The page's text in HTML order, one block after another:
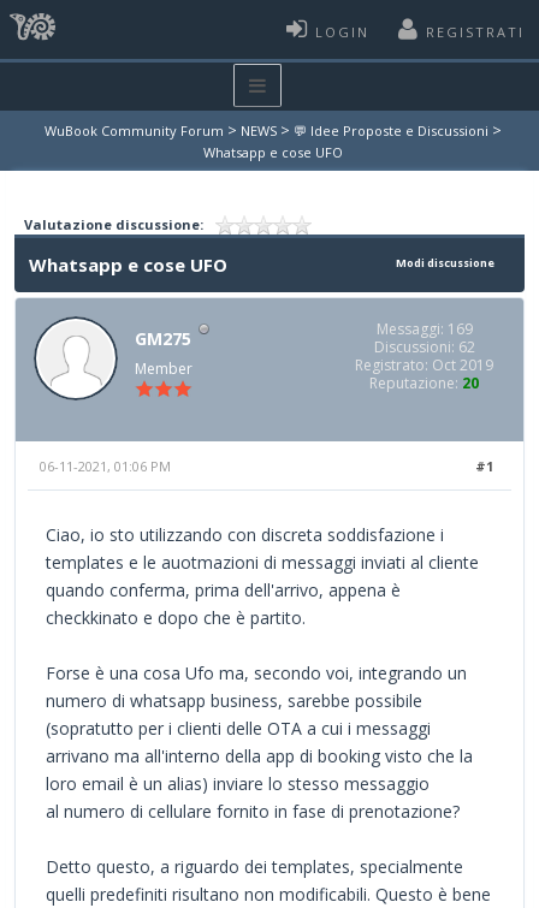
LOGIN REGISTRATI
WuBook Community Forum > NEWS > 💬 Idee Proposte e Discussioni >
Whatsapp e cose UFO
Valutazione discussione:
Modi discussione
Whatsapp e cose UFO
GM275
Member
Messaggi: 169
Discussioni: 62
Registrato: Oct 2019
Reputazione: 20
#1
06-11-2021, 01:06 PM
Ciao, io sto utilizzando con discreta soddisfazione i
templates e le auotmazioni di messaggi inviati al cliente
quando conferma, prima dell'arrivo, appena è
checkkinato e dopo che è partito.
Forse è una cosa Ufo ma, secondo voi, integrando un
numero di whatsapp business, sarebbe possibile
(sopratutto per i clienti delle OTA a cui i messaggi
arrivano ma all'interno della app di booking visto che la
loro email è un alias) inviare lo stesso messaggio
al numero di cellulare fornito in fase di prenotazione?
Detto questo, a riguardo dei templates, specialmente
quelli predefiniti risultano non modificabili. Questo è bene